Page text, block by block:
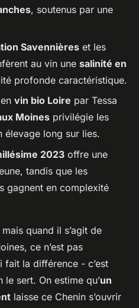
, soutenus par une
Savennières et les
au vin une salinité en
profonde caractéristique.
vin bio Loire par Tessa
Moines privilégie les
élevage long sur lies.
2023 offre une
tandis que les
gagnent en complexité
quand il s’agit de
, ce n’est pas
fait la différence - c’est
sert. On estime qu’un
laisse ce Chenin s’ouvrir